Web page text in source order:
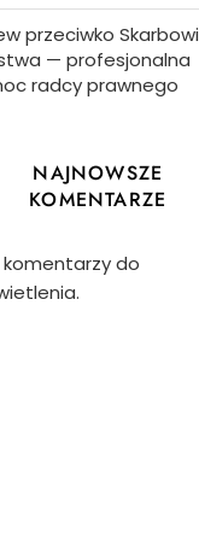
przeciwko Skarbowi
— profesjonalna
radcy prawnego
NAJNOWSZE
KOMENTARZE
komentarzy do